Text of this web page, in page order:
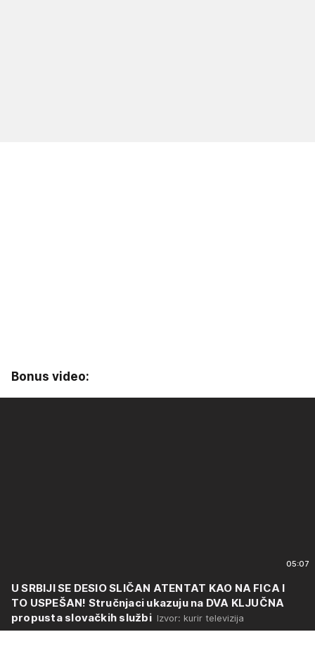
Bonus video:
05:07
U SRBIJI SE DESIO SLIČAN ATENTAT KAO NA FICA I
TO USPEŠAN! Stručnjaci ukazuju na DVA KLJUČNA
propusta slovačkih službiIzvor: kurir televizija